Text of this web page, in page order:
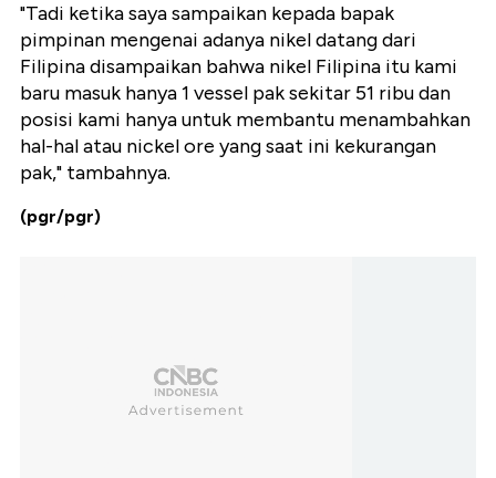
"Tadi ketika saya sampaikan kepada bapak
pimpinan mengenai adanya nikel datang dari
Filipina disampaikan bahwa nikel Filipina itu kami
baru masuk hanya 1 vessel pak sekitar 51 ribu dan
posisi kami hanya untuk membantu menambahkan
hal-hal atau nickel ore yang saat ini kekurangan
pak," tambahnya.
(pgr/pgr)